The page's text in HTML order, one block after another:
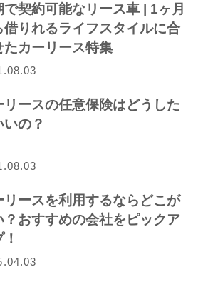
で契約可能なリース車 | 1ヶ月
借りれるライフスタイルに合
たカーリース特集
リースの任意保険はどうした
いの？
リースを利用するならどこが
？おすすめの会社をピックア